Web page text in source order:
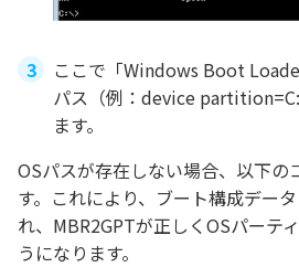
ここで「Windows Boot
パス（例：device
ます。
OSパスが存在しない場合、以下の
す。これにより、ブート構成デー
れ、MBR2GPTが正しくOSパーテ
うになります。